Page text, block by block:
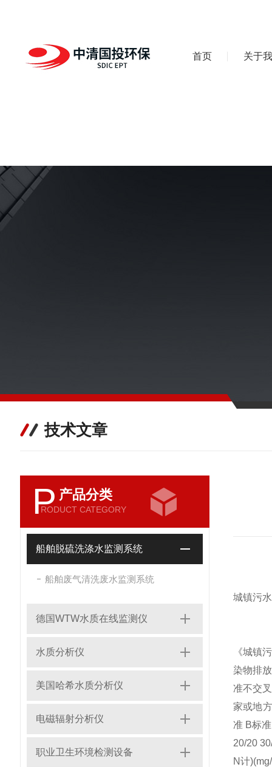
首页 关于
技术文章
P 产品分类
RODUCT CATEGORY
船舶脱硫洗涤水监测系统
船舶废气清洗废水监测系统
德国WTW水质在线监测仪
水质分析仪
美国哈希水质分析仪
电磁辐射分析仪
职业卫生环境检测设备
城镇污
《城镇
染物排
准不交
家或地
准 B标
20/20
N计